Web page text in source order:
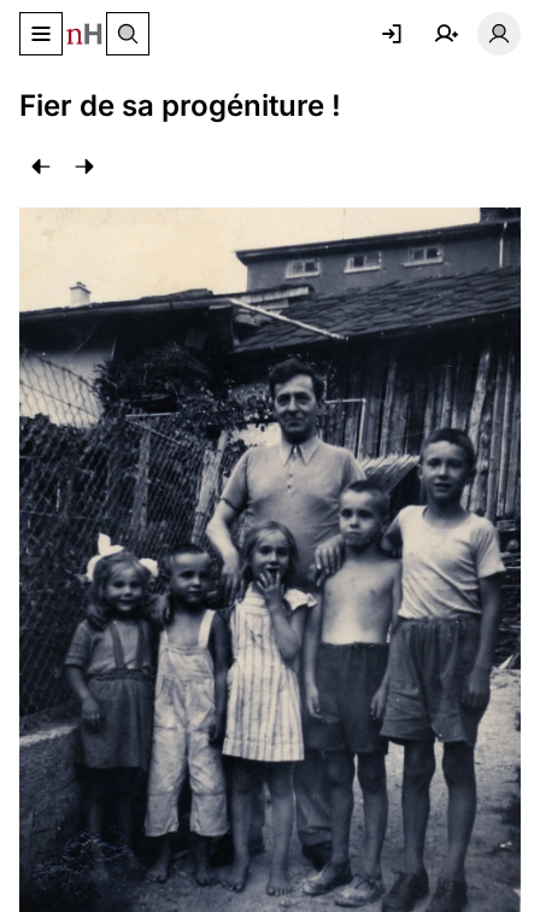
Basculer le menu de navigation
Fier de sa progéniture !